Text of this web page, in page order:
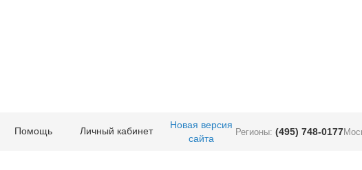
Помощь Личный кабинет
Новая версия
сайта
Регионы: (495) 748-0177